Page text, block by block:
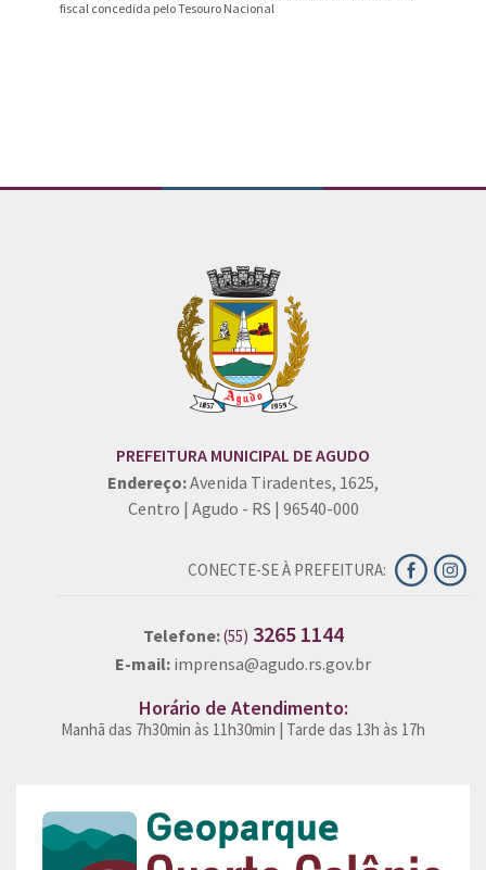
fiscal concedida pelo Tesouro Nacional
PREFEITURA MUNICIPAL DE AGUDO
Endereço:Avenida Tiradentes, 1625,
Centro | Agudo - RS | 96540-000
CONECTE-SE À PREFEITURA:
Telefone:(55) 3265 1144
E-mail: imprensa@agudo.rs.gov.br
Horário de Atendimento:
Manhã das 7h30min às 11h30min | Tarde das 13h às 17h